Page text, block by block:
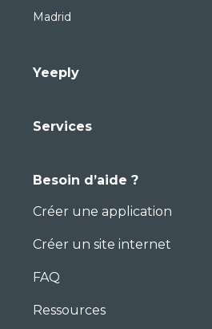
Madrid
Yeeply
Services
Besoin d’aide ?
Créer une application
Créer un site internet
FAQ
Ressources